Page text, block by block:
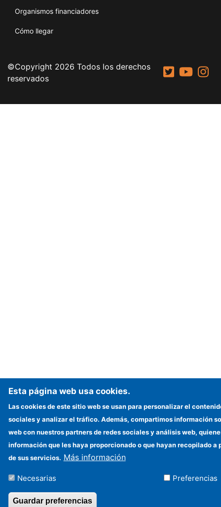
Organismos financiadores
Cómo llegar
©Copyright 2026 Todos los derechos
reservados
Esta página web usa cookies.
Las cookies de este sitio web se usan para personalizar el
sociales y analizar el tráfico. Además, compartimos información
web con nuestros partners de redes sociales y análisis web,
información que les haya proporcionado o que hayan recopilado a
de sus servicios. Más información
Necesarias Preferencias
Guardar preferencias